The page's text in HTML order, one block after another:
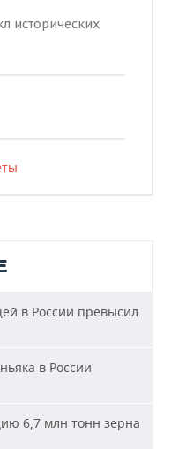
исторических
в России превысил
в России
6,7 млн тонн зерна